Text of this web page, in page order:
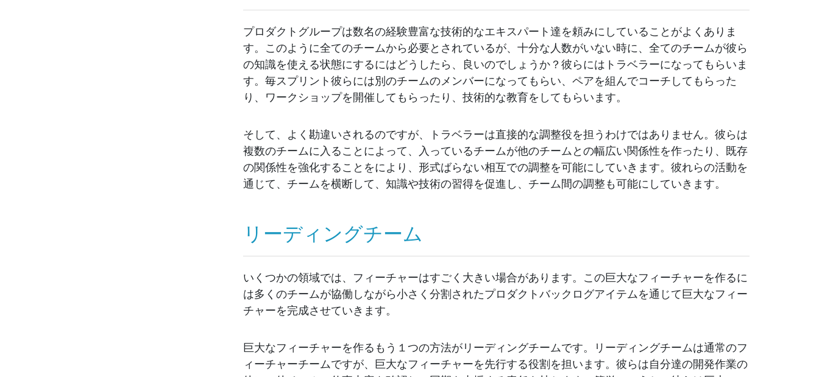
プロダクトグループは数名の経験豊富な技術的なエキスパート達を頼みにしていることがよくありま
す。このように全てのチームから必要とされているが、十分な人数がいない時に、全てのチームが彼ら
の知識を使える状態にするにはどうしたら、良いのでしょうか？彼らにはトラベラーになってもらいま
す。毎スプリント彼らには別のチームのメンバーになってもらい、ペアを組んでコーチしてもらった
り、ワークショップを開催してもらったり、技術的な教育をしてもらいます。
そして、よく勘違いされるのですが、トラベラーは直接的な調整役を担うわけではありません。彼らは
複数のチームに入ることによって、入っているチームが他のチームとの幅広い関係性を作ったり、既存
の関係性を強化することをにより、形式ばらない相互での調整を可能にしていきます。彼れらの活動を
通じて、チームを横断して、知識や技術の習得を促進し、チーム間の調整も可能にしていきます。
リーディングチーム
いくつかの領域では、フィーチャーはすごく大きい場合があります。この巨大なフィーチャーを作るに
は多くのチームが協働しながら小さく分割されたプロダクトバックログアイテムを通じて巨大なフィー
チャーを完成させていきます。
巨大なフィーチャーを作るもう１つの方法がリーディングチームです。リーディングチームは通常のフ
ィーチャーチームですが、巨大なフィーチャーを先行する役割を担います。彼らは自分達の開発作業の